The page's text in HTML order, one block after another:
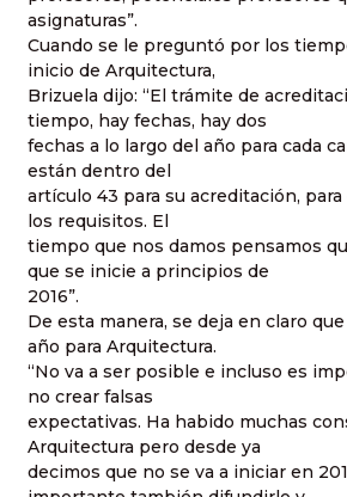
asignaturas”.
Cuando se le preguntó por los
inicio de Arquitectura,
Brizuela dijo: “El trámite de
tiempo, hay fechas, hay dos
fechas a lo largo del año para cada
están dentro del
artículo 43 para su acreditación,
los requisitos. El
tiempo que nos damos pensamos
que se inicie a principios de
2016”.
De esta manera, se deja en claro que
año para Arquitectura.
“No va a ser posible e incluso es
no crear falsas
expectativas. Ha habido muchas
Arquitectura pero desde ya
decimos que no se va a iniciar en